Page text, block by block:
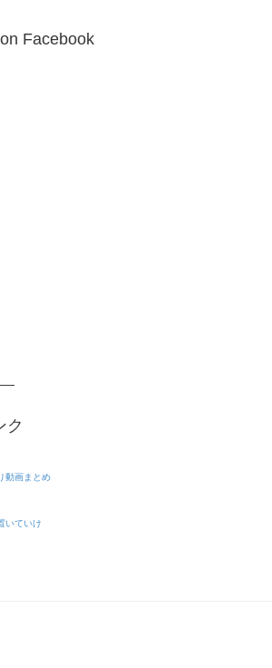
Facebook
ク
動画まとめ
いていけ